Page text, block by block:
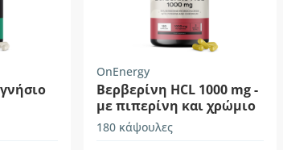
OnEnergy
Βερβερίνη HCL 1000 mg -
με πιπερίνη και χρώμιο
180 κάψουλες